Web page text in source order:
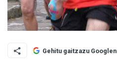
Gehitu gaitzazu Googlen